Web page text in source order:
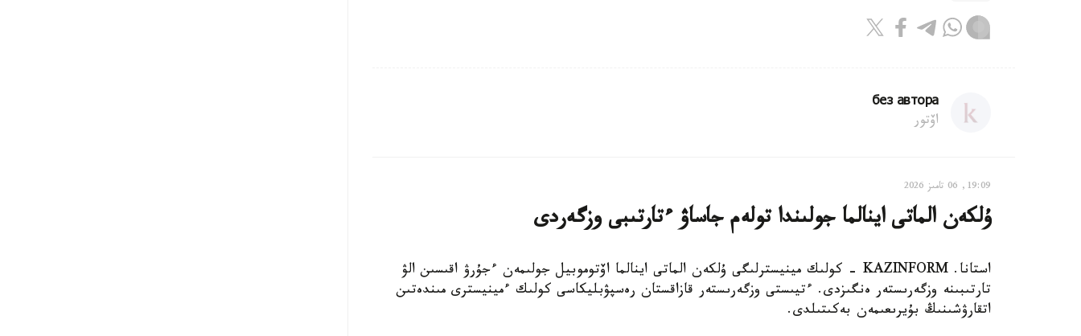
без автора
اۆتور
19:09, 06 تامىز 2026
ۇلكەن الماتى اينالما جولىندا تولەم جاساۋ ءتارتىبى وزگەردى
استانا. KAZINFORM - كولىك مينيسترلىگى ۇلكەن الماتى اينالما اۆتوموبيل جولىمەن ءجۇرۋ اقىسىن الۋ
تارتىبىنە وزگەرىستەر ەنگىزدى. ءتيىستى وزگەرىستەر قازاقستان رەسپۋبليكاسى كولىك ءمينيسترى مىندەتىن
اتقارۋشىنىڭ بۇيرىعىمەن بەكىتىلدى.